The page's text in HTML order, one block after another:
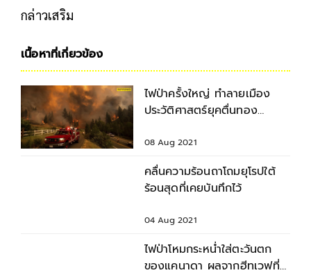
กล่าวเสริม
เนื้อหาที่เกี่ยวข้อง
ไฟป่าครั้งใหญ่ ทำลายเมือง
ประวัติศาสตร์ยุคตื่นทอง
08 Aug 2021
คลื่นความร้อนถาโถมยุโรปใต้
ร้อนสุดที่เคยบันทึกไว้
04 Aug 2021
ไฟป่าโหมกระหน่ำใส่ตะวันตก
ของแคนาดา ผลจากฮีทเวฟที่